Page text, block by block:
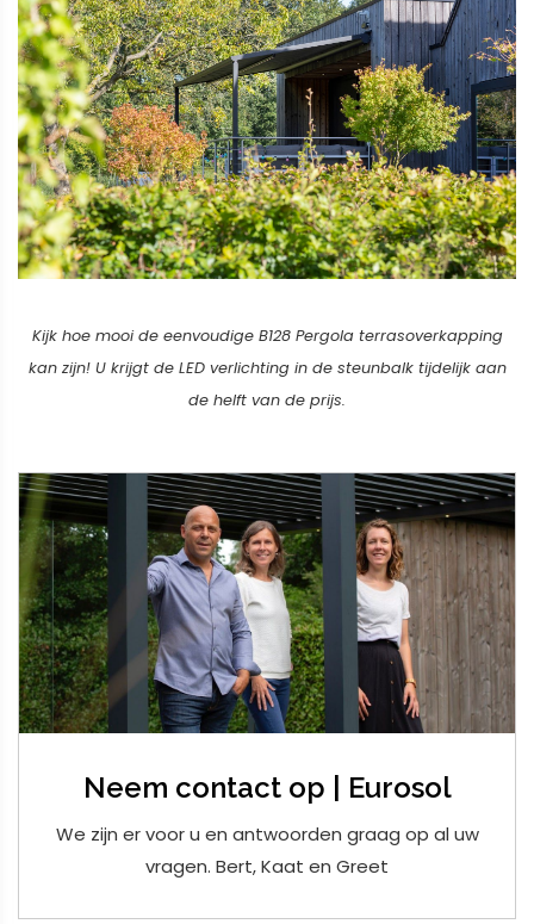
Kijk hoe mooi de eenvoudige B128 Pergola terrasoverkapping
kan zijn! U krijgt de LED verlichting in de steunbalk tijdelijk aan
de helft van de prijs.
Neem contact op | Eurosol
We zijn er voor u en antwoorden graag op al uw
vragen. Bert, Kaat en Greet